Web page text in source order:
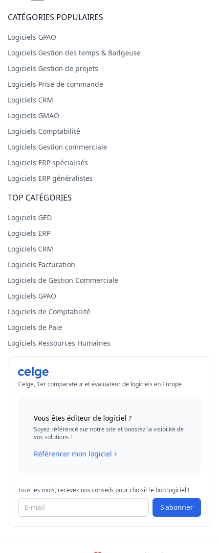
CATÉGORIES POPULAIRES
Logiciels GPAO
Logiciels Gestion des temps & Badgeuse
Logiciels Gestion de projets
Logiciels Prise de commande
Logiciels CRM
Logiciels GMAO
Logiciels Comptabilité
Logiciels Gestion commerciale
Logiciels ERP spécialisés
Logiciels ERP généralistes
TOP CATÉGORIES
Logiciels GED
Logiciels ERP
Logiciels CRM
Logiciels Facturation
Logiciels de Gestion Commerciale
Logiciels GPAO
Logiciels de Comptabilité
Logiciels de Paie
Logiciels Ressources Humaines
Celge, 1er comparateur et évaluateur de logiciels en Europe
Vous êtes éditeur de logiciel ?
Soyez référencé sur notre site et boostez la visibilité de
vos solutions !
Référencer mon logiciel
Tous les mois, recevez nos conseils pour choisir le bon logiciel !
S'abonner